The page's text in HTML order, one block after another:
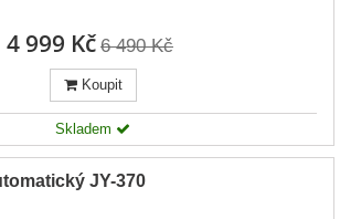
4 999 Kč 6 490 Kč
Koupit
Skladem
JY-370